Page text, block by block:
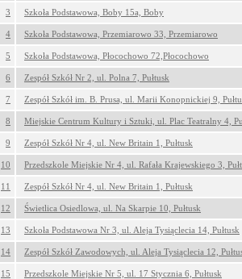
3 Szkoła Podstawowa, Boby 15a, Boby
4 Szkoła Podstawowa, Przemiarowo 33, Przemiarowo
5 Szkoła Podstawowa, Płocochowo 72,Płocochowo
6 Zespół Szkół Nr 2, ul. Polna 7, Pułtusk
7 Zespół Szkół im. B. Prusa, ul. Marii Konopnickiej 9,
8 Miejskie Centrum Kultury i Sztuki, ul. Plac Teatralny 4,
9 Zespół Szkół Nr 4, ul. New Britain 1, Pułtusk
10 Przedszkole Miejskie Nr 4, ul. Rafała Krajewskiego 3,
11 Zespół Szkół Nr 4, ul. New Britain 1, Pułtusk
12 Świetlica Osiedlowa, ul. Na Skarpie 10, Pułtusk
13 Szkoła Podstawowa Nr 3, ul. Aleja Tysiąclecia 14, Pułtusk
14 Zespół Szkół Zawodowych, ul. Aleja Tysiąclecia 12,
15 Przedszkole Miejskie Nr 5, ul. 17 Stycznia 6, Pułtusk